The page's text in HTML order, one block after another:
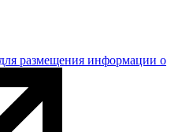
размещения информации о